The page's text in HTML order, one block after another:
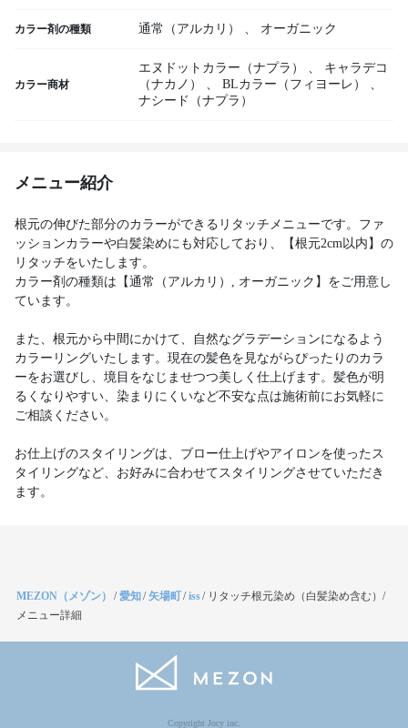
カラー剤の種類 通常（アルカリ） 、 オーガニック
カラー商材
エヌドットカラー（ナプラ） 、
キャラデコ
（ナカノ）
、 BLカラー（フィヨーレ）
、
ナシード（ナプラ）
メニュー紹介
根元の伸びた部分のカラーができるリタッチメニューです。ファ
ッションカラーや白髪染めにも対応しており、【根元2cm以内】の
リタッチをいたします。
カラー剤の種類は【通常（アルカリ）, オーガニック】をご用意し
ています。
また、根元から中間にかけて、自然なグラデーションになるよう
カラーリングいたします。現在の髪色を見ながらぴったりのカラ
ーをお選びし、境目をなじませつつ美しく仕上げます。髪色が明
るくなりやすい、染まりにくいなど不安な点は施術前にお気軽に
ご相談ください。
お仕上げのスタイリングは、ブロー仕上げやアイロンを使ったス
タイリングなど、お好みに合わせてスタイリングさせていただき
ます。
MEZON（メゾン） /愛知/矢場町/iss/ リタッチ根元染め（白髪染め含む）/
メニュー詳細
Copyright Jocy inc.